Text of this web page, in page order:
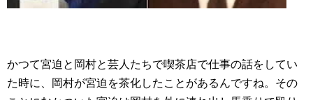
かつて宮迫と岡村と芸人たちで喫茶店で仕事の話をしてい
た時に、岡村が宮迫を茶化したことがあるんですね。その